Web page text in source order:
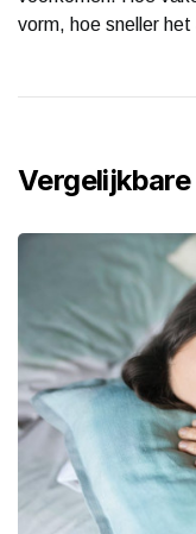
vorm, hoe sneller